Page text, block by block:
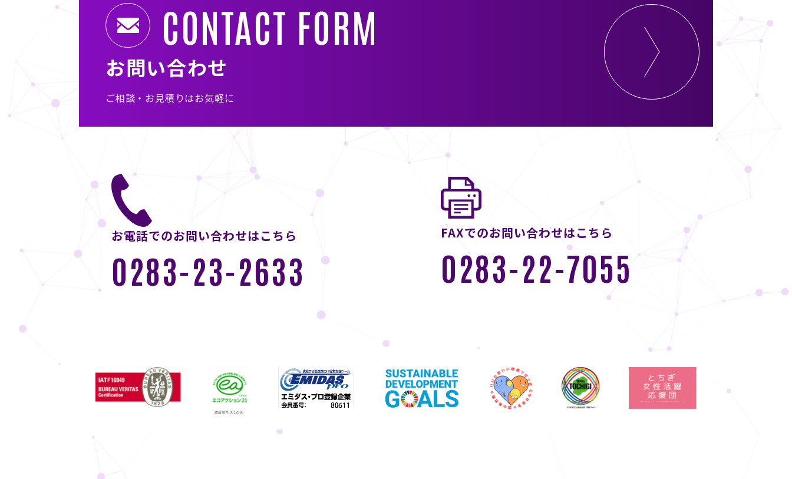
CONTACT FORM
お問い合わせ
ご相談・お見積りはお気軽に
お電話でのお問い合わせはこちら
0283-23-2633
FAXでのお問い合わせはこちら
0283-22-7055